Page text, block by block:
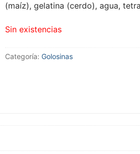
(maíz), gelatina (cerdo), agua,
Sin existencias
Categoría: Golosinas